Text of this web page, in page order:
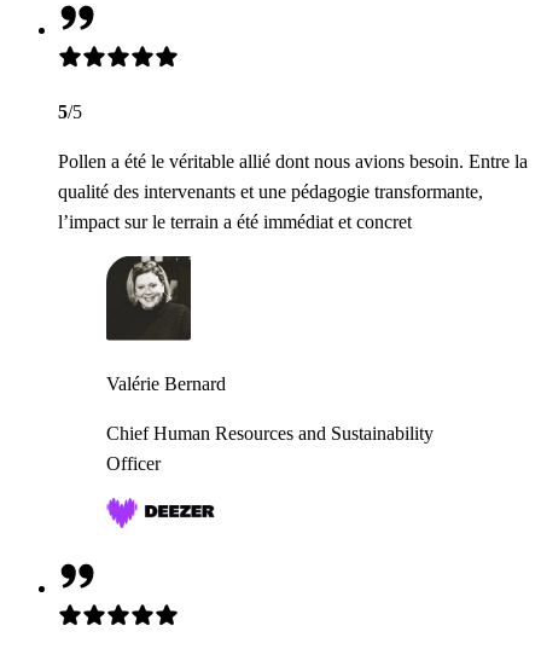
5/5
Pollen a été le véritable allié dont nous avions besoin. Entre la
qualité des intervenants et une pédagogie transformante,
l’impact sur le terrain a été immédiat et concret
Valérie Bernard
Chief Human Resources and Sustainability
Officer